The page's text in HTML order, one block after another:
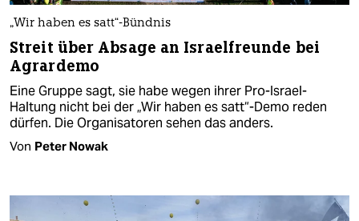
„Wir haben es satt“-Bündnis
Streit über Absage an Israelfreunde bei
Agrardemo
Eine Gruppe sagt, sie habe wegen ihrer Pro-Israel-
Haltung nicht bei der „Wir haben es satt“-Demo reden
dürfen. Die Organisatoren sehen das anders.
Von Peter Nowak